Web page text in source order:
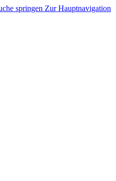
springen Zur Hauptnavigation